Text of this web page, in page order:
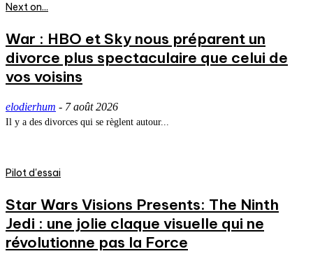
Next on...
War : HBO et Sky nous préparent un
divorce plus spectaculaire que celui de
vos voisins
elodierhum - 7 août 2026
Il y a des divorces qui se règlent autour...
Pilot d'essai
Star Wars Visions Presents: The Ninth
Jedi : une jolie claque visuelle qui ne
révolutionne pas la Force